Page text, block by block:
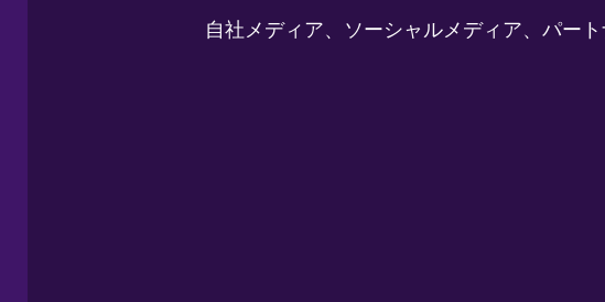
自社メディア、ソーシャルメディア、パー